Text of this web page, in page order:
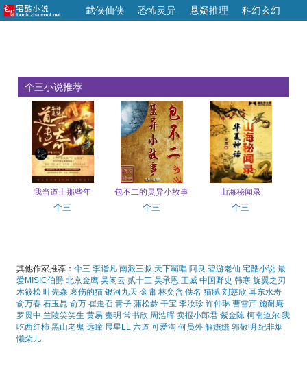
武侠仙侠 恐怖灵异 悬疑推理
科幻玄幻
仐三小说推荐
我当道士那些年
仐三
包不二的灵异小故事
仐三
山海秘闻录
仐三
其他作家推荐： 仐三 李诣凡 南派三叔 天下霸唱 阿良 碧游老仙 宅酷小说 最
爱MISIC伯爵 北京金鹰 吴闲云 贰十三 吴承恩 王威 中国野史 韩寒 旋翼之刃
木筱松 叶先森 哀伤的猫 银河九天 金庸 林奕含 佚名 猫腻 刘慈欣 耳东水寿
俞万春 石玉昆 俞万 崔走召 青子 蒲松龄 干宝 李汝珍 许仲琳 曹雪芹 施耐庵
罗贯中 兰陵笑笑生 黄易 秦明 常书欣 周浩晖 卖报小郎君 紫金陈 柯南道尔 我
吃西红柿 黑山老鬼 远瞳 晨星LL 六道 可爱淘 何员外 解嬿嬿 郭敬明 纪非烟
懒朵儿